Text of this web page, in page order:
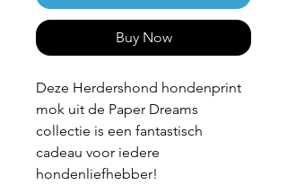
Buy Now
Deze Herdershond hondenprint
mok uit de Paper Dreams
collectie is een fantastisch
cadeau voor iedere
hondenliefhebber!